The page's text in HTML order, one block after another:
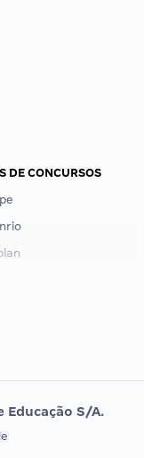
DE CONCURSOS
ORDEM
Educação S/A.